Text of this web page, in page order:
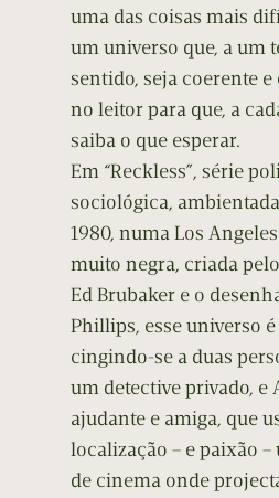
uma das coisas mais
um universo que, a um
sentido, seja coerente
no leitor para que, a
saiba o que esperar.
Em “Reckless”, série
sociológica,
1980, numa Los
muito negra, criada
Ed Brubaker e o
Phillips, esse universo
cingindo-se a duas
um detective privado, e
ajudante e amiga, que
localização – e paixão
de cinema onde